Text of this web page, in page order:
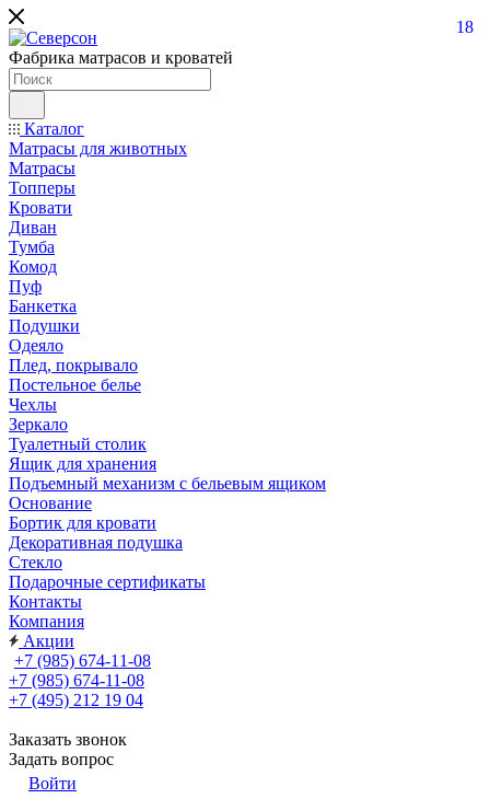
Фабрика матрасов и кроватей
Каталог
Матрасы для животных
Матрасы
Топперы
Кровати
Диван
Тумба
Комод
Пуф
Банкетка
Подушки
Одеяло
Плед, покрывало
Постельное белье
Чехлы
Зеркало
Туалетный столик
Ящик для хранения
Подъемный механизм с бельевым ящиком
Основание
Бортик для кровати
Декоративная подушка
Стекло
Подарочные сертификаты
Контакты
Компания
Акции
+7 (985) 674-11-08
+7 (985) 674-11-08
+7 (495) 212 19 04
Заказать звонок
Задать вопрос
Войти
18